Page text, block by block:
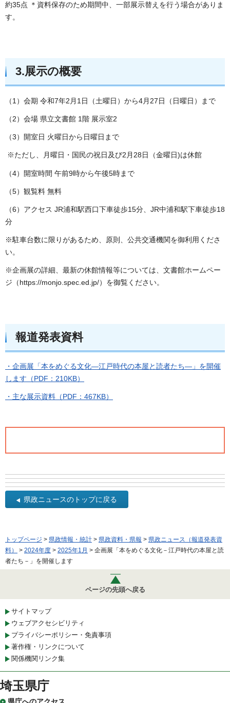
約35点 ＊資料保存のため期間中、一部展示替えを行う場合がありま
す。
3.展示の概要
（1）会期 令和7年2月1日（土曜日）から4月27日（日曜日）まで
（2）会場 県立文書館 1階 展示室2
（3）開室日 火曜日から日曜日まで
※ただし、月曜日・国民の祝日及び2月28日（金曜日)は休館
（4）開室時間 午前9時から午後5時まで
（5）観覧料 無料
（6）アクセス JR浦和駅西口下車徒歩15分、JR中浦和駅下車徒歩18
分
※駐車台数に限りがあるため、原則、公共交通機関を御利用くださ
い。
※企画展の詳細、最新の休館情報等については、文書館ホームペー
ジ（https://monjo.spec.ed.jp/）を御覧ください。
報道発表資料
・企画展「本をめぐる文化―江戸時代の本屋と読者たち―」を開催
します（PDF：210KB）
・主な展示資料（PDF：467KB）
県政ニュースのトップに戻る
トップページ > 県政情報・統計 > 県政資料・県報 > 県政ニュース（報道発表資
料）
> 2024年度 > 2025年1月 > 企画展「本をめぐる文化－江戸時代の本屋と読
者たち－」を開催します
ページの先頭へ戻る
サイトマップ
ウェブアクセシビリティ
プライバシーポリシー・免責事項
著作権・リンクについて
関係機関リンク集
埼玉県庁